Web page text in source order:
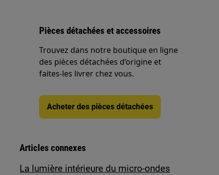
Pièces détachées et accessoires
Trouvez dans notre boutique en ligne
des pièces détachées d’origine et
faites-les livrer chez vous.
Acheter des pièces détachées
Articles connexes
La lumière intérieure du micro-ondes